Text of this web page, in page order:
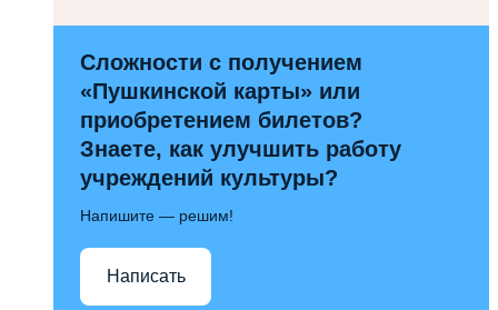
Сложности с получением
«Пушкинской карты» или
приобретением билетов?
Знаете, как улучшить работу
учреждений культуры?
Напишите — решим!
Написать